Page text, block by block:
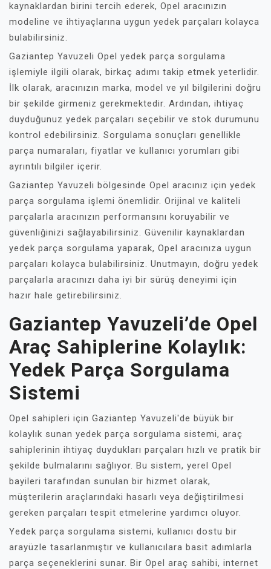
kaynaklardan birini tercih ederek, Opel aracınızın
modeline ve ihtiyaçlarına uygun yedek parçaları kolayca
bulabilirsiniz.
Gaziantep Yavuzeli Opel yedek parça sorgulama
işlemiyle ilgili olarak, birkaç adımı takip etmek yeterlidir.
İlk olarak, aracınızın marka, model ve yıl bilgilerini doğru
bir şekilde girmeniz gerekmektedir. Ardından, ihtiyaç
duyduğunuz yedek parçaları seçebilir ve stok durumunu
kontrol edebilirsiniz. Sorgulama sonuçları genellikle
parça numaraları, fiyatlar ve kullanıcı yorumları gibi
ayrıntılı bilgiler içerir.
Gaziantep Yavuzeli bölgesinde Opel aracınız için yedek
parça sorgulama işlemi önemlidir. Orijinal ve kaliteli
parçalarla aracınızın performansını koruyabilir ve
güvenliğinizi sağlayabilirsiniz. Güvenilir kaynaklardan
yedek parça sorgulama yaparak, Opel aracınıza uygun
parçaları kolayca bulabilirsiniz. Unutmayın, doğru yedek
parçalarla aracınızı daha iyi bir sürüş deneyimi için
hazır hale getirebilirsiniz.
Gaziantep Yavuzeli’de Opel
Araç Sahiplerine Kolaylık:
Yedek Parça Sorgulama
Sistemi
Opel sahipleri için Gaziantep Yavuzeli'de büyük bir
kolaylık sunan yedek parça sorgulama sistemi, araç
sahiplerinin ihtiyaç duydukları parçaları hızlı ve pratik bir
şekilde bulmalarını sağlıyor. Bu sistem, yerel Opel
bayileri tarafından sunulan bir hizmet olarak,
müşterilerin araçlarındaki hasarlı veya değiştirilmesi
gereken parçaları tespit etmelerine yardımcı oluyor.
Yedek parça sorgulama sistemi, kullanıcı dostu bir
arayüzle tasarlanmıştır ve kullanıcılara basit adımlarla
parça seçeneklerini sunar. Bir Opel araç sahibi, internet